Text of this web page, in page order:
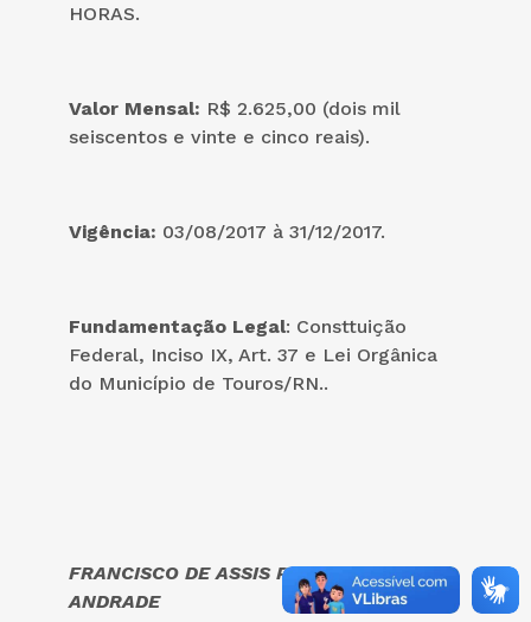
HORAS.
Valor Mensal: R$ 2.625,00 (dois mil
seiscentos e vinte e cinco reais).
Vigência: 03/08/2017 à 31/12/2017.
Fundamentação Legal: Consttuição
Federal, Inciso IX, Art. 37 e Lei Orgânica
do Município de Touros/RN..
FRANCISCO DE ASSIS PINHEIRO DE
ANDRADE